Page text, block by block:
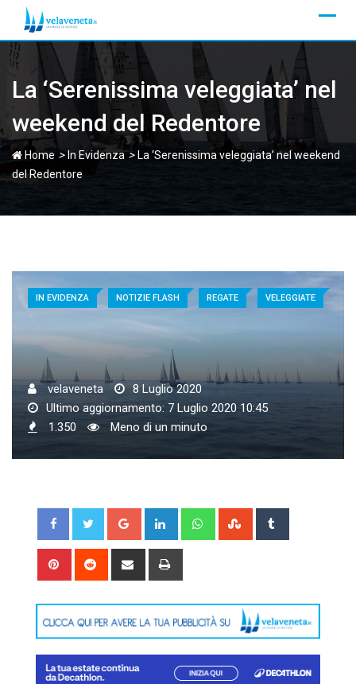
content
La ‘Serenissima veleggiata’ nel
weekend del Redentore
Home > In Evidenza> La ‘Serenissima veleggiata’ nel weekend
del Redentore
IN EVIDENZA NOTIZIE FLASH REGATE VELEGGIATE
velaveneta
8 Luglio 2020
Ultimo aggiornamento: 7 Luglio 2020 10:45
1.350
Meno di un minuto
Google+ LinkedIn WhatsappStumbleUpon
Pinterest Reddit
Share